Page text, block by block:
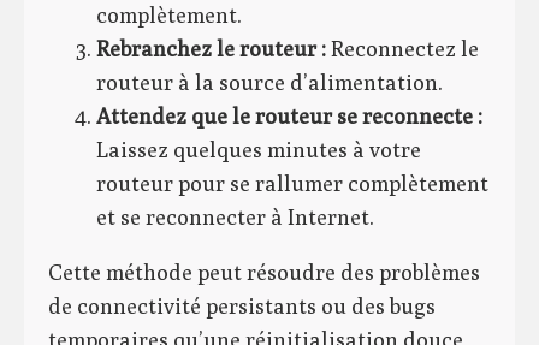
complètement.
Rebranchez le routeur :Reconnectez le
routeur à la source d’alimentation.
Attendez que le routeur se reconnecte :
Laissez quelques minutes à votre
routeur pour se rallumer complètement
et se reconnecter à Internet.
Cette méthode peut résoudre des problèmes
de connectivité persistants ou des bugs
temporaires qu’une réinitialisation douce